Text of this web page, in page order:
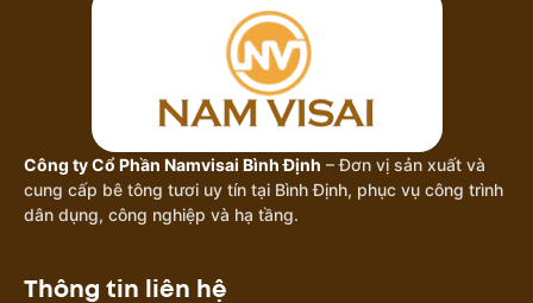
Công ty Cổ Phần Namvisai Bình Định – Đơn vị sản xuất và
cung cấp bê tông tươi uy tín tại Bình Định, phục vụ công trình
dân dụng, công nghiệp và hạ tầng.
Thông tin liên hệ